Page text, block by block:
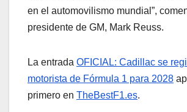
en el automovilismo mundial”,
presidente de GM, Mark Reuss.
La entrada OFICIAL: Cadillac se
motorista de Fórmula 1 para 2028
primero en TheBestF1.es.